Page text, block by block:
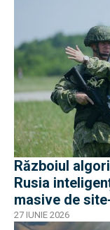
Războiul
Rusia
masive de
27 IUNIE 2026